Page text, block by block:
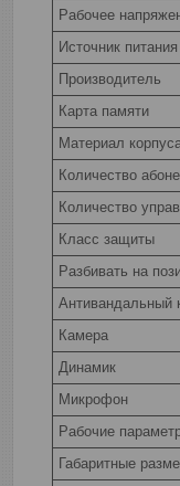
Рабочее
Источник питания
Производитель
Карта памяти
Материал
Количество
Количество
Класс защиты
Разбивать на
Антивандальный
Камера
Динамик
Микрофон
Рабочие
Габаритные